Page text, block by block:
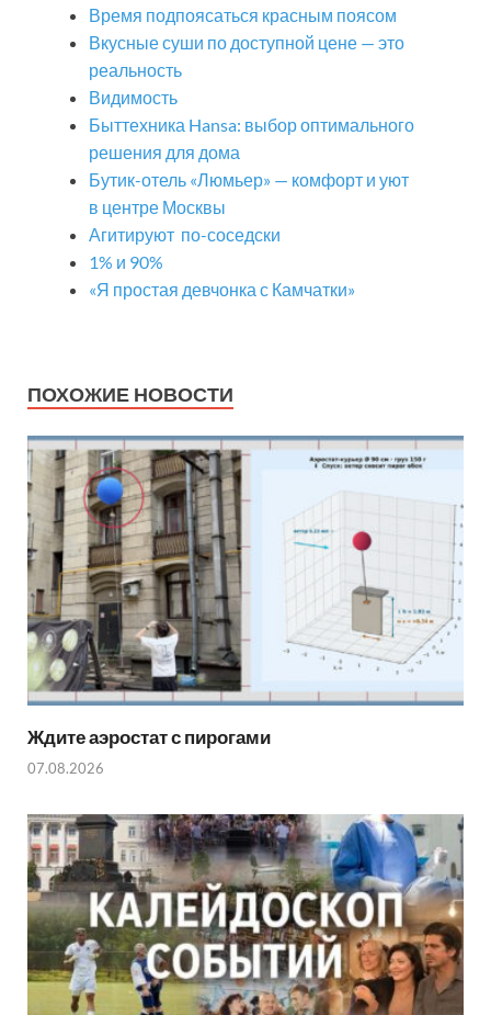
Время подпоясаться красным поясом
Вкусные суши по доступной цене — это
реальность
Видимость
Быттехника Hansa: выбор оптимального
решения для дома
Бутик-отель «Люмьер» — комфорт и уют
в центре Москвы
Агитируют по-соседски
1% и 90%
«Я простая девчонка с Камчатки»
ПОХОЖИЕ НОВОСТИ
Ждите аэростат с пирогами
07.08.2026